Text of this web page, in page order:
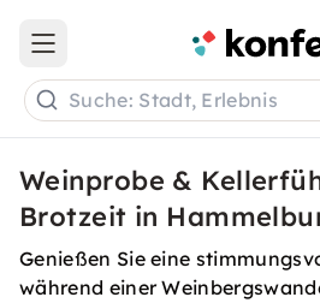
Open main menu
Suche: Stadt, Erlebnis
Weinprobe &
Brotzeit in
Genießen Sie eine
während einer